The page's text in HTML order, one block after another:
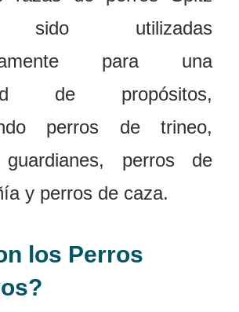
utilizadas
para una
de propósitos,
perros de trineo,
guardianes, perros de
y perros de caza.
los Perros